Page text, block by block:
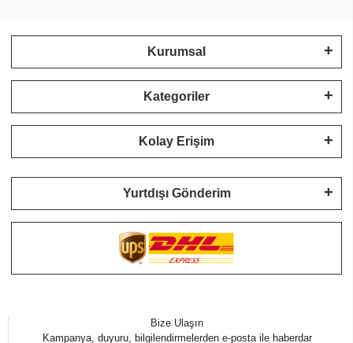
Kurumsal
Kategoriler
Kolay Erişim
Yurtdışı Gönderim
Bize Ulaşın
Kampanya, duyuru, bilgilendirmelerden e-posta ile haberdar